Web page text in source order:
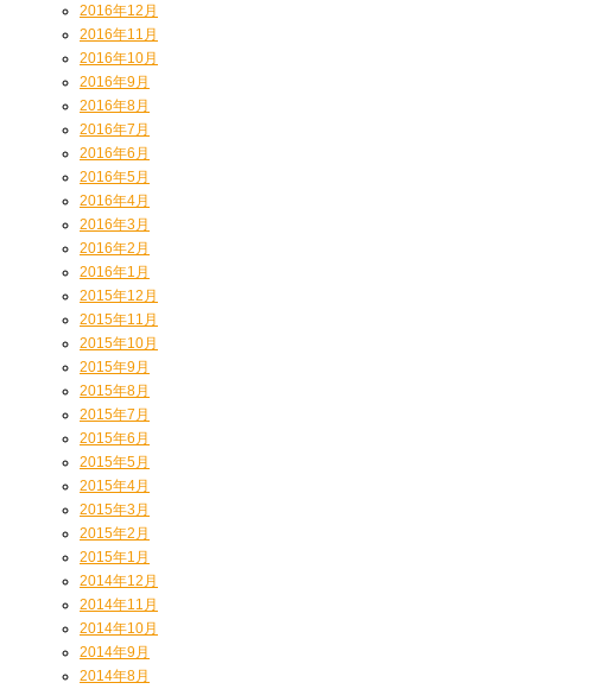
2016年12月
2016年11月
2016年10月
2016年9月
2016年8月
2016年7月
2016年6月
2016年5月
2016年4月
2016年3月
2016年2月
2016年1月
2015年12月
2015年11月
2015年10月
2015年9月
2015年8月
2015年7月
2015年6月
2015年5月
2015年4月
2015年3月
2015年2月
2015年1月
2014年12月
2014年11月
2014年10月
2014年9月
2014年8月